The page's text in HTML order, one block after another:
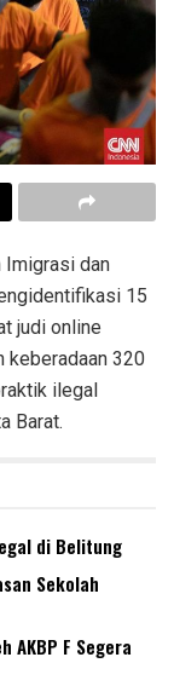
Imigrasi dan
15
judi online
keberadaan 320
ilegal
Barat.
di Belitung
Sekolah
AKBP F Segera